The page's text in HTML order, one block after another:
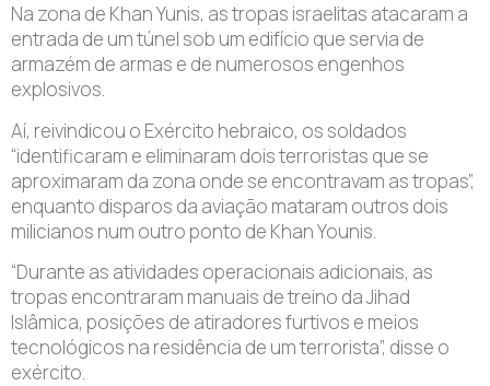
Na zona de Khan Yunis, as tropas israelitas atacaram a
entrada de um túnel sob um edifício que servia de
armazém de armas e de numerosos engenhos
explosivos.
Aí, reivindicou o Exército hebraico, os soldados
“identificaram e eliminaram dois terroristas que se
aproximaram da zona onde se encontravam as tropas”,
enquanto disparos da aviação mataram outros dois
milicianos num outro ponto de Khan Younis.
“Durante as atividades operacionais adicionais, as
tropas encontraram manuais de treino da Jihad
Islâmica, posições de atiradores furtivos e meios
tecnológicos na residência de um terrorista”, disse o
exército.